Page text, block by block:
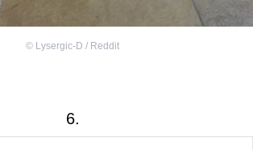
© Lysergic-D / Reddit
6.